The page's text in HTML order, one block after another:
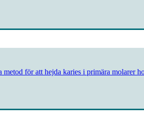
för att hejda karies i primära molarer